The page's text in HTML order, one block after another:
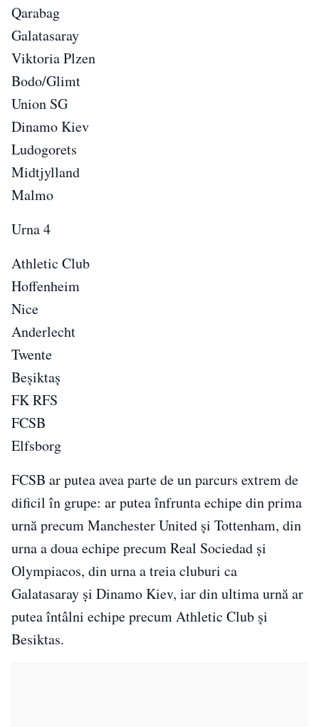
Qarabag
Galatasaray
Viktoria Plzen
Bodo/Glimt
Union SG
Dinamo Kiev
Ludogorets
Midtjylland
Malmo
Urna 4
Athletic Club
Hoffenheim
Nice
Anderlecht
Twente
Beșiktaș
FK RFS
FCSB
Elfsborg
FCSB ar putea avea parte de un parcurs extrem de
dificil în grupe: ar putea înfrunta echipe din prima
urnă precum Manchester United și Tottenham, din
urna a doua echipe precum Real Sociedad și
Olympiacos, din urna a treia cluburi ca
Galatasaray și Dinamo Kiev, iar din ultima urnă ar
putea întâlni echipe precum Athletic Club și
Besiktas.